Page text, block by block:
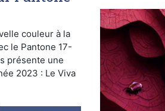
couleur à la
le Pantone 17-
présente une
2023 : Le Viva